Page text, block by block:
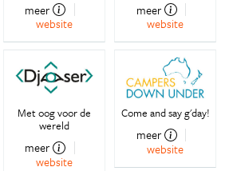
meer
website
meer
website
Met oog voor de
wereld
meer
website
Come and say g'day!
meer
website